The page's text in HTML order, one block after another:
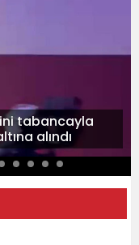
tabancayla
alındı